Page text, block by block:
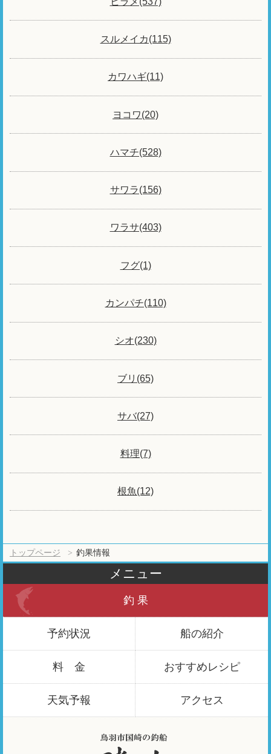
スルメイカ(115)
カワハギ(11)
ヨコワ(20)
ハマチ(528)
サワラ(156)
ワラサ(403)
フグ(1)
カンパチ(110)
シオ(230)
ブリ(65)
サバ(27)
料理(7)
根魚(12)
トップページ 釣果情報
メニュー
釣 果
予約状況 船の紹介
料 金 おすすめレシピ
天気予報 アクセス